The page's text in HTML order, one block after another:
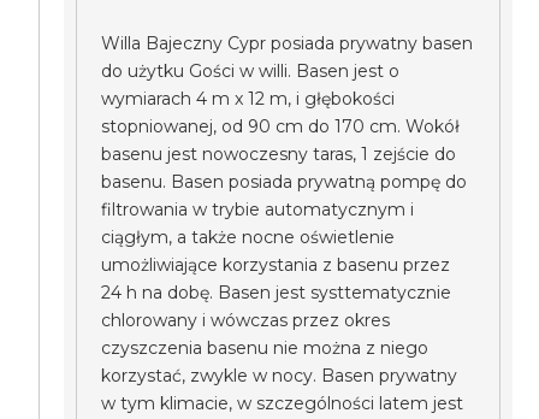
Willa Bajeczny Cypr posiada prywatny basen
do użytku Gości w willi. Basen jest o
wymiarach 4 m x 12 m, i głębokości
stopniowanej, od 90 cm do 170 cm. Wokół
basenu jest nowoczesny taras, 1 zejście do
basenu. Basen posiada prywatną pompę do
filtrowania w trybie automatycznym i
ciągłym, a także nocne oświetlenie
umożliwiające korzystania z basenu przez
24 h na dobę. Basen jest systtematycznie
chlorowany i wówczas przez okres
czyszczenia basenu nie można z niego
korzystać, zwykle w nocy. Basen prywatny
w tym klimacie, w szczególności latem jest